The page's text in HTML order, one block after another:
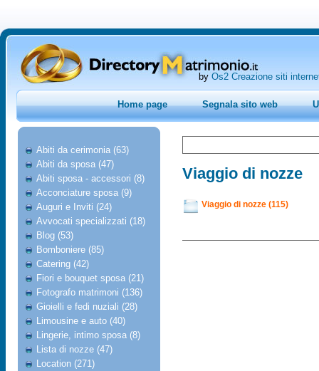
by Os2 Creazione siti
Home page Segnala sito web
Abiti da cerimonia (63)
Abiti da sposa (47)
Abiti sposa - accessori (8)
Acconciature sposa (9)
Auguri e Inviti (24)
Avvocati specializzati (18)
Blog (53)
Bomboniere (85)
Catering (42)
Fiori e bouquet sposa (21)
Fotografo matrimoni (136)
Gioielli e fedi nuziali (28)
Limousine e auto (40)
Lingerie, intimo sposa (8)
Lista di nozze (47)
Location (271)
Viaggio di nozze
Viaggio di nozze (115)